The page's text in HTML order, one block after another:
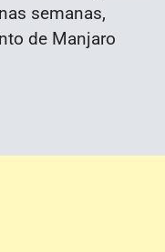
semanas,
de Manjaro